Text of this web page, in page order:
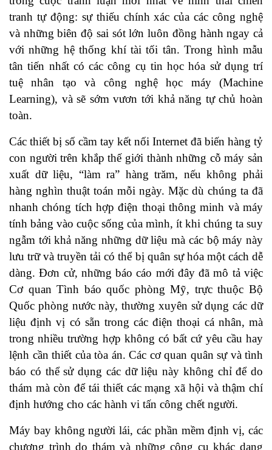
tranh tự động: sự thiếu chính xác của các công nghệ
và những biên độ sai sót lớn luôn đồng hành ngay cả
với những hệ thống khí tài tối tân. Trong hình mẫu
tân tiến nhất có các công cụ tin học hóa sử dụng trí
tuệ nhân tạo và công nghệ học máy (Machine
Learning), và sẽ sớm vươn tới khả năng tự chủ hoàn
toàn.
Các thiết bị số cầm tay kết nối Internet đã biến hàng tỷ
con người trên khắp thế giới thành những cỗ máy sản
xuất dữ liệu, “làm ra” hàng trăm, nếu không phải
hàng nghìn thuật toán mỗi ngày. Mặc dù chúng ta đã
nhanh chóng tích hợp điện thoại thông minh và máy
tính bảng vào cuộc sống của mình, ít khi chúng ta suy
ngẫm tới khả năng những dữ liệu mà các bộ máy này
lưu trữ và truyền tải có thể bị quân sự hóa một cách dễ
dàng. Đơn cử, những báo cáo mới đây đã mô tả việc
Cơ quan Tình báo quốc phòng Mỹ, trực thuộc Bộ
Quốc phòng nước này, thường xuyên sử dụng các dữ
liệu định vị có sẵn trong các điện thoại cá nhân, mà
trong nhiều trường hợp không có bất cứ yêu cầu hay
lệnh cần thiết của tòa án. Các cơ quan quân sự và tình
báo có thể sử dụng các dữ liệu này không chỉ để do
thám mà còn để tái thiết các mạng xã hội và thậm chí
định hướng cho các hành vi tấn công chết người.
Máy bay không người lái, các phần mềm định vị, các
chương trình do thám và những công cụ khác dạng